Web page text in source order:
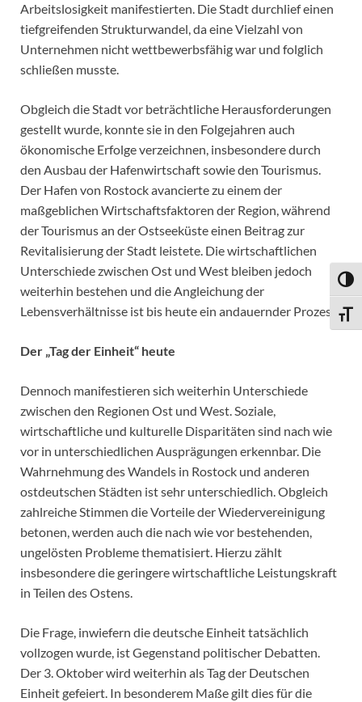
Arbeitslosigkeit manifestierten. Die Stadt durchlief einen
tiefgreifenden Strukturwandel, da eine Vielzahl von
Unternehmen nicht wettbewerbsfähig war und folglich
schließen musste.
Obgleich die Stadt vor beträchtliche Herausforderungen
gestellt wurde, konnte sie in den Folgejahren auch
ökonomische Erfolge verzeichnen, insbesondere durch
den Ausbau der Hafenwirtschaft sowie den Tourismus.
Der Hafen von Rostock avancierte zu einem der
maßgeblichen Wirtschaftsfaktoren der Region, während
der Tourismus an der Ostseeküste einen Beitrag zur
Revitalisierung der Stadt leistete. Die wirtschaftlichen
Unterschiede zwischen Ost und West bleiben jedoch
weiterhin bestehen und die Angleichung der
Lebensverhältnisse ist bis heute ein andauernder Prozess.
Der „Tag der Einheit“ heute
Dennoch manifestieren sich weiterhin Unterschiede
zwischen den Regionen Ost und West. Soziale,
wirtschaftliche und kulturelle Disparitäten sind nach wie
vor in unterschiedlichen Ausprägungen erkennbar. Die
Wahrnehmung des Wandels in Rostock und anderen
ostdeutschen Städten ist sehr unterschiedlich. Obgleich
zahlreiche Stimmen die Vorteile der Wiedervereinigung
betonen, werden auch die nach wie vor bestehenden,
ungelösten Probleme thematisiert. Hierzu zählt
insbesondere die geringere wirtschaftliche Leistungskraft
in Teilen des Ostens.
Die Frage, inwiefern die deutsche Einheit tatsächlich
vollzogen wurde, ist Gegenstand politischer Debatten.
Der 3. Oktober wird weiterhin als Tag der Deutschen
Einheit gefeiert. In besonderem Maße gilt dies für die